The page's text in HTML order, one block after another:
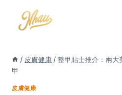
content
/ 皮膚健康 / 整甲貼士推介：兩大
甲
皮膚健康